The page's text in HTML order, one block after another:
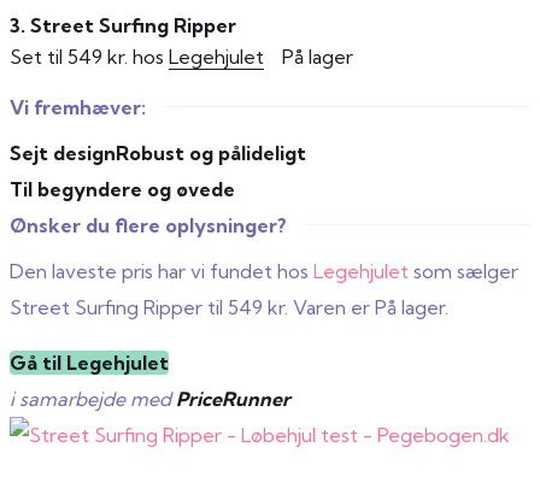
3. Street Surfing Ripper
Set til 549 kr. hos Legehjulet På lager
Vi fremhæver:
Sejt designRobust og pålideligt
Til begyndere og øvede
Ønsker du flere oplysninger?
Den laveste pris har vi fundet hos Legehjulet som sælger
Street Surfing Ripper til 549 kr. Varen er På lager.
Gå til Legehjulet
i samarbejde medPriceRunner